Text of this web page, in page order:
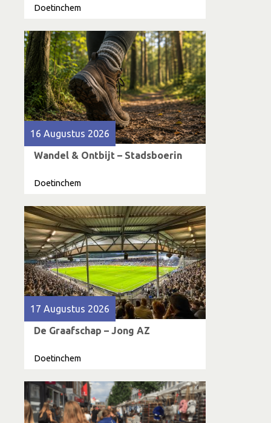
Doetinchem
16 Augustus 2026
Wandel & Ontbijt – Stadsboerin
Doetinchem
17 Augustus 2026
De Graafschap – Jong AZ
Doetinchem